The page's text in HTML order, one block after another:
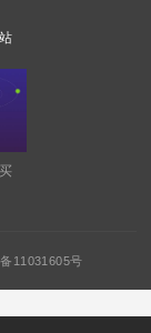
11031605号